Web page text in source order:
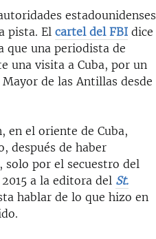
estadounidenses
pista. El cartel del FBIdice
que una periodista de
una visita a Cuba, por un
de las Antillas desde
en el oriente de Cuba,
después de haber
por el secuestro del
a la editora del St.
hablar de lo que hizo en